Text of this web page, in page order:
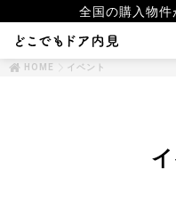
全国の購入物件
HOME
イベント